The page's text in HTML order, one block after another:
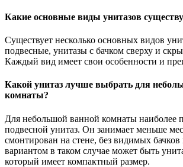
Какие основные виды унитазов
Существует несколько основных видов
подвесные, унитазы с бачком сверху и
Каждый вид имеет свои особенности и
Какой унитаз лучше выбрать для
комнаты?
Для небольшой ванной комнаты наиболее
подвесной унитаз. Он занимает меньше
смонтирован на стене, без видимых
вариантом в таком случае может быть
который имеет компактный размер.